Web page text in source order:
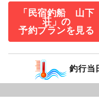
「民宿釣船 山下
荘」の
予約プランを見る
釣行当